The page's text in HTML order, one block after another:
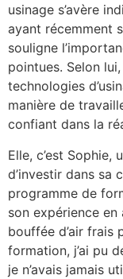
usinage s’avère
ayant récemment
souligne
pointues. Selon
technologies
manière de
confiant dans la
Elle, c’est Sophie,
d’investir dans sa
programme de
son expérience
bouffée d’air frais
formation, j’ai pu
je n’avais jamais